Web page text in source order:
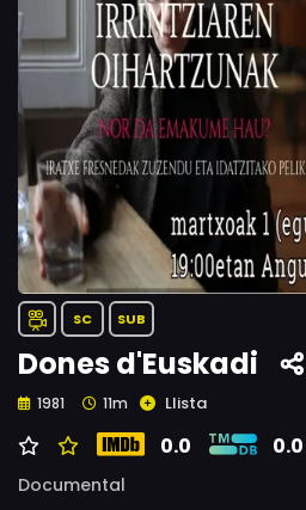
SC SUB
Dones d'Euskadi
1981 11m Llista
0.0 0.0
Documental